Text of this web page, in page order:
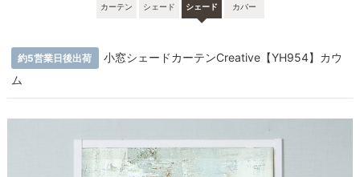
カーテン
シェード
シェード
カバー
約5営業日後出荷
小窓シェードカーテンCreative【YH954】カウ
ム